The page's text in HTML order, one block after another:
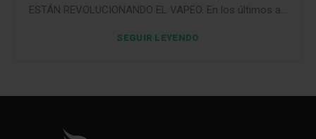
ESTÁN REVOLUCIONANDO EL VAPEO. En los últimos a...
SEGUIR LEYENDO